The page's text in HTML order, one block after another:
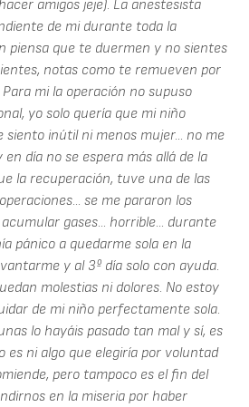
amigos jeje). La anestesista
de mi durante toda la
piensa que te duermen y no sientes
notas como te remueven por
mi la operación no supuso
yo solo quería que mi niño
siento inútil ni menos mujer... no me
día no se espera más allá de la
la recuperación, tuve una de las
se me pararon los
gases... horrible... durante
pánico a quedarme sola en la
y al 3º día solo con ayuda.
molestias ni dolores. No estoy
de mi niño perfectamente sola.
lo hayáis pasado tan mal y sí, es
es ni algo que elegiría por voluntad
pero tampoco es el fin del
en la miseria por haber